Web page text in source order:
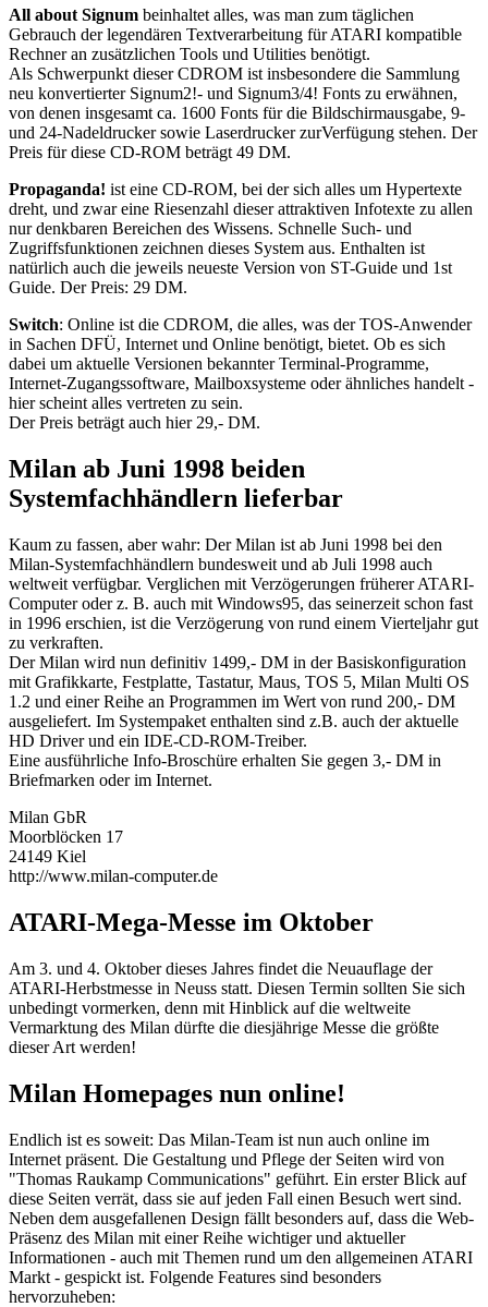
All about Signum beinhaltet alles, was man zum täglichen
Gebrauch der legendären Textverarbeitung für ATARI kompatible
Rechner an zusätzlichen Tools und Utilities benötigt.
Als Schwerpunkt dieser CDROM ist insbesondere die Sammlung
neu konvertierter Signum2!- und Signum3/4! Fonts zu erwähnen,
von denen insgesamt ca. 1600 Fonts für die Bildschirmausgabe, 9-
und 24-Nadeldrucker sowie Laserdrucker zurVerfügung stehen. Der
Preis für diese CD-ROM beträgt 49 DM.
Propaganda! ist eine CD-ROM, bei der sich alles um Hypertexte
dreht, und zwar eine Riesenzahl dieser attraktiven Infotexte zu allen
nur denkbaren Bereichen des Wissens. Schnelle Such- und
Zugriffsfunktionen zeichnen dieses System aus. Enthalten ist
natürlich auch die jeweils neueste Version von ST-Guide und 1st
Guide. Der Preis: 29 DM.
Switch: Online ist die CDROM, die alles, was der TOS-Anwender
in Sachen DFÜ, Internet und Online benötigt, bietet. Ob es sich
dabei um aktuelle Versionen bekannter Terminal-Programme,
Internet-Zugangssoftware, Mailboxsysteme oder ähnliches handelt -
hier scheint alles vertreten zu sein.
Der Preis beträgt auch hier 29,- DM.
Milan ab Juni 1998 beiden
Systemfachhändlern lieferbar
Kaum zu fassen, aber wahr: Der Milan ist ab Juni 1998 bei den
Milan-Systemfachhändlern bundesweit und ab Juli 1998 auch
weltweit verfügbar. Verglichen mit Verzögerungen früherer ATARI-
Computer oder z. B. auch mit Windows95, das seinerzeit schon fast
in 1996 erschien, ist die Verzögerung von rund einem Vierteljahr gut
zu verkraften.
Der Milan wird nun definitiv 1499,- DM in der Basiskonfiguration
mit Grafikkarte, Festplatte, Tastatur, Maus, TOS 5, Milan Multi OS
1.2 und einer Reihe an Programmen im Wert von rund 200,- DM
ausgeliefert. Im Systempaket enthalten sind z.B. auch der aktuelle
HD Driver und ein IDE-CD-ROM-Treiber.
Eine ausführliche Info-Broschüre erhalten Sie gegen 3,- DM in
Briefmarken oder im Internet.
Milan GbR
Moorblöcken 17
24149 Kiel
http://www.milan-computer.de
ATARI-Mega-Messe im Oktober
Am 3. und 4. Oktober dieses Jahres findet die Neuauflage der
ATARI-Herbstmesse in Neuss statt. Diesen Termin sollten Sie sich
unbedingt vormerken, denn mit Hinblick auf die weltweite
Vermarktung des Milan dürfte die diesjährige Messe die größte
dieser Art werden!
Milan Homepages nun online!
Endlich ist es soweit: Das Milan-Team ist nun auch online im
Internet präsent. Die Gestaltung und Pflege der Seiten wird von
"Thomas Raukamp Communications" geführt. Ein erster Blick auf
diese Seiten verrät, dass sie auf jeden Fall einen Besuch wert sind.
Neben dem ausgefallenen Design fällt besonders auf, dass die Web-
Präsenz des Milan mit einer Reihe wichtiger und aktueller
Informationen - auch mit Themen rund um den allgemeinen ATARI
Markt - gespickt ist. Folgende Features sind besonders
hervorzuheben: